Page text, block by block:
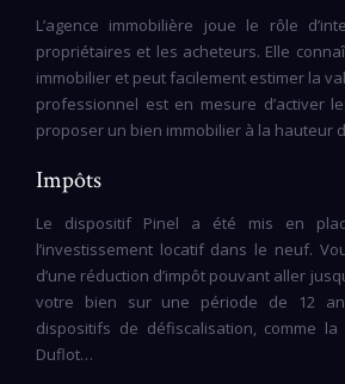
L’agence immobilière joue le rôle
propriétaires et les acheteurs. Elle
immobilier et peut facilement estimer la
professionnel est en mesure d’activer
proposer un bien immobilier à la hauteur
Impôts
Le dispositif Pinel a été mis en
l’investissement locatif dans le neuf.
d’une réduction d’impôt pouvant aller
votre bien sur une période de 12
dispositifs de défiscalisation, comme
Duflot…